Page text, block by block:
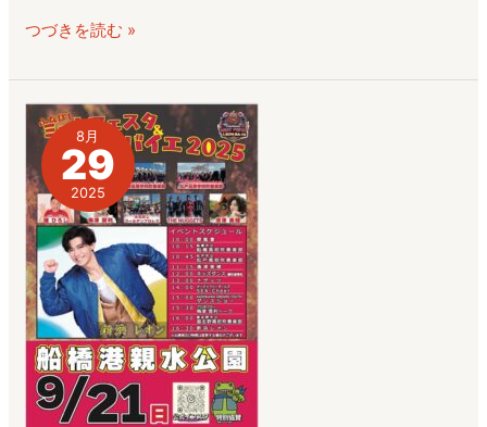
出
つづきを読む »
8月
29
2025